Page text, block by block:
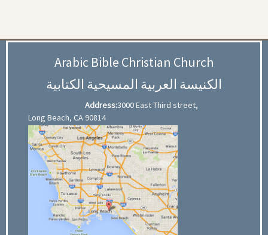
Arabic Bible Christian Church
الكنيسة العربية المسيحية الكتابية
Address:3000 East Third street,
Long Beach, CA 90814